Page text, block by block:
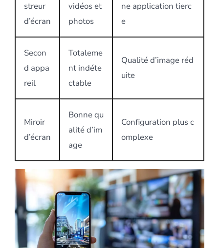
streur
d’écran
vidéos et
photos
ne application tierc
e
Secon
d appa
reil
Totaleme
nt indéte
ctable
Qualité d’image réd
uite
Miroir
d’écran
Bonne qu
alité d’im
age
Configuration plus c
omplexe